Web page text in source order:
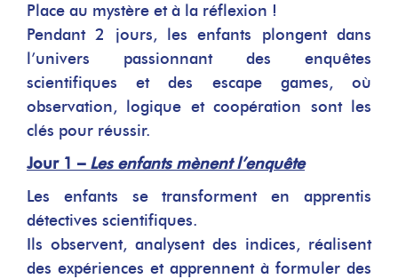
Place au mystère et à la réflexion !
Pendant 2 jours, les enfants plongent dans
l’univers passionnant des enquêtes
scientifiques et des escape games, où
observation, logique et coopération sont les
clés pour réussir.
Jour 1 – Les enfants mènent l’enquête
Les enfants se transforment en apprentis
détectives scientifiques.
Ils observent, analysent des indices, réalisent
des expériences et apprennent à formuler des